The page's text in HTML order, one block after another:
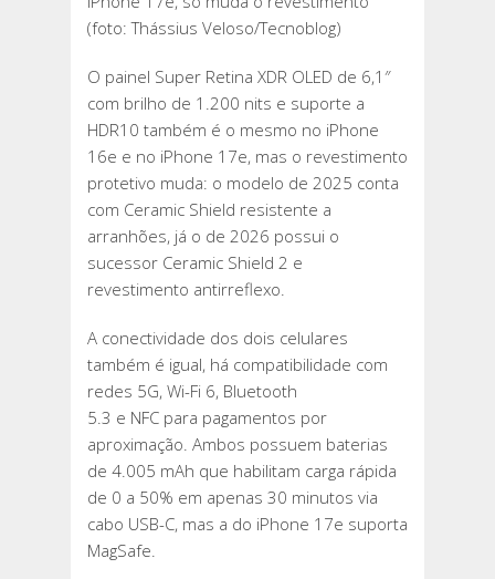
(foto: Thássius Veloso/Tecnoblog)
O painel Super Retina XDR OLED de 6,1″
com brilho de 1.200 nits e suporte a
HDR10 também é o mesmo no iPhone
16e e no iPhone 17e, mas o revestimento
protetivo muda: o modelo de 2025 conta
com Ceramic Shield resistente a
arranhões, já o de 2026 possui o
sucessor Ceramic Shield 2 e
revestimento antirreflexo.
A conectividade dos dois celulares
também é igual, há compatibilidade com
redes 5G, Wi-Fi 6, Bluetooth
5.3 e NFC para pagamentos por
aproximação. Ambos possuem baterias
de 4.005 mAh que habilitam carga rápida
de 0 a 50% em apenas 30 minutos via
cabo USB-C, mas a do iPhone 17e suporta
MagSafe.